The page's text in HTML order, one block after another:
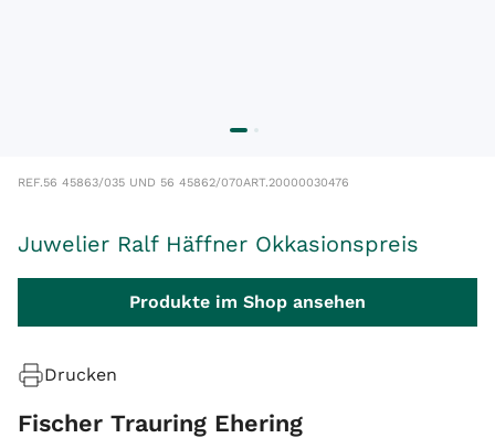
REF.56 45863/035 UND 56 45862/070ART.20000030476
Juwelier Ralf Häffner Okkasionspreis
Produkte im Shop ansehen
Drucken
Fischer Trauring Ehering